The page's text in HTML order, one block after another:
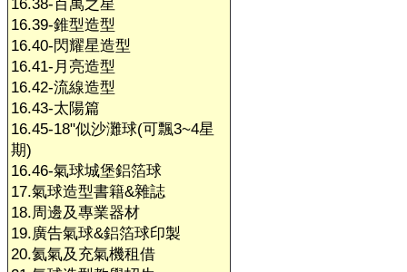
16.38-百萬之星
16.39-錐型造型
16.40-閃耀星造型
16.41-月亮造型
16.42-流線造型
16.43-太陽篇
16.45-18"似沙灘球(可飄3~4星
期)
16.46-氣球城堡鋁箔球
17.氣球造型書籍&雜誌
18.周邊及專業器材
19.廣告氣球&鋁箔球印製
20.氦氣及充氣機租借